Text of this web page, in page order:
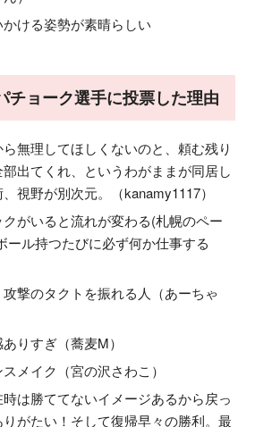
ける姿勢が素晴らしい
チョーク選手に投票した理由
無理してほしくないのと、頼む残り
出てくれ、というわがままが同居し
視野が別次元。（kanamy1117）
がいると流れが変わる(札幌のペー
ル持つたびに必ず何か仕事する
撃のタクトを振れる人（あーちゃ
りすぎ（蕎麦M）
メイク（宮の沢さわこ）
は勝ててないイメージあるから戻っ
がたい！そして復帰早々の勝利。最